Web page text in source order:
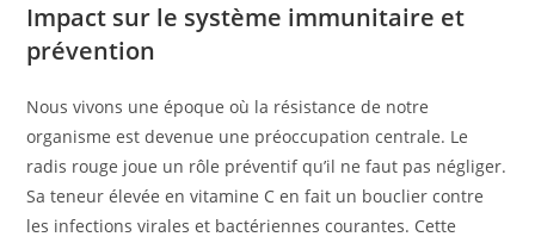
Impact sur le système immunitaire et
prévention
Nous vivons une époque où la résistance de notre
organisme est devenue une préoccupation centrale. Le
radis rouge joue un rôle préventif qu’il ne faut pas négliger.
Sa teneur élevée en vitamine C en fait un bouclier contre
les infections virales et bactériennes courantes. Cette